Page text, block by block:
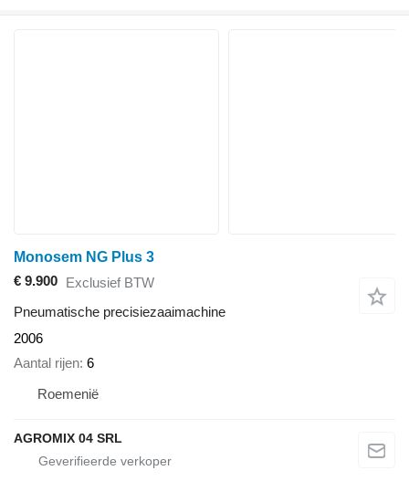
Monosem NG Plus 3
€ 9.900 Exclusief BTW
Pneumatische precisiezaaimachine
2006
Aantal rijen 6
Roemenië
AGROMIX 04 SRL